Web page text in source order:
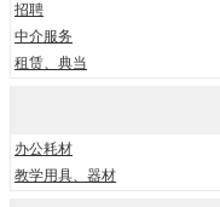
招聘
中介服务
租赁、典当
办公耗材
教学用具、器材